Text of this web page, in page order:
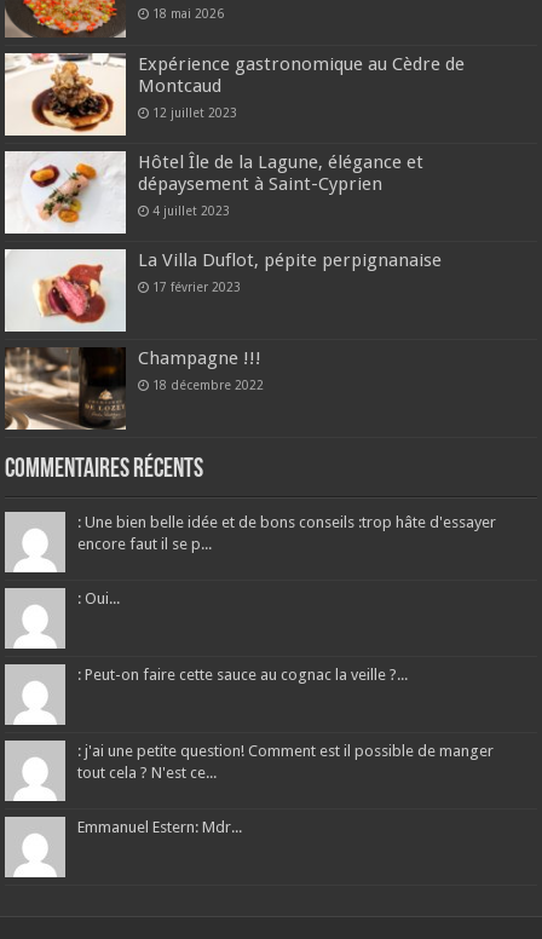
18 mai 2026
Expérience gastronomique au Cèdre de
Montcaud
12 juillet 2023
Hôtel Île de la Lagune, élégance et
dépaysement à Saint-Cyprien
4 juillet 2023
La Villa Duflot, pépite perpignanaise
17 février 2023
Champagne !!!
18 décembre 2022
Commentaires récents
: Une bien belle idée et de bons conseils :trop hâte d'essayer
encore faut il se p...
: Oui...
: Peut-on faire cette sauce au cognac la veille ?...
: j'ai une petite question! Comment est il possible de manger
tout cela ? N'est ce...
Emmanuel Estern: Mdr...